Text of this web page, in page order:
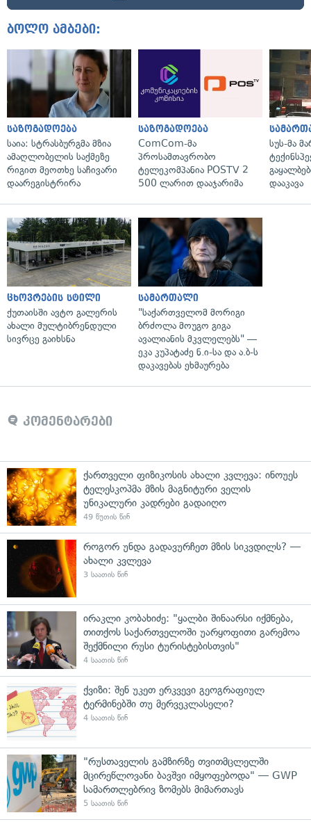
ბოლო ამბები:
საზოგადოება
საია: სტრასბურგმა მზია
ამაღლობელის საქმეზე
რიგით მეოთხე საჩივარი
დაარეგისტრირა
საზოგადოება
ComCom-მა
პროსამთავრობო
ტელეკომპანია POSTV 2
500 ლარით დააჯარიმა
სუს-მა
დააკავა
ცხოვრების სტილი
ქუთაისში ავტო გალერის
ახალი მულტიბრენდული
სივრცე გაიხსნა
სამართალი
"საქართველომ მორიგი
ბრძოლა მოუგო გიგა
ავალიანის მკვლელებს" —
ეკა კუპატაძე ნ.ი-სა და ა.ბ-ს
დაკავებას ეხმაურება
კომენტარები
ქართველი ფიზიკოსის ახალი კვლევა: ინოუეს
ტელესკოპმა მზის მაგნიტური ველის
უნიკალური კადრები გადაიღო
49 წუთის წინ
როგორ უნდა გადავურჩეთ მზის სიკვდილს? —
ახალი კვლევა
3 საათის წინ
ირაკლი კობახიძე: "ყალბი შინაარსი იქმნება,
თითქოს საქართველოში უარყოფითი გარემოა
შექმნილი რუსი ტურისტებისთვის"
4 საათის წინ
ქვიზი: შენ უკეთ ერკვევი გეოგრაფიულ
ტერმინებში თუ მერვეკლასელი?
4 საათის წინ
"რუსთაველის გამზირზე თვითმცლელში
მცირეწლოვანი ბავშვი იმყოფებოდა" — GWP
სამართლებრივ ზომებს მიმართავს
5 საათის წინ